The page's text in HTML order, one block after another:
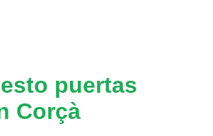
puertas
Corçà